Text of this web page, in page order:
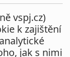
vspj.cz)
k zajištění
jak s nimi